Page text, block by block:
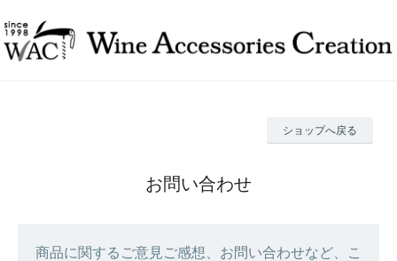
ショップへ戻る
お問い合わせ
商品に関するご意見ご感想、お問い合わせなど、こ